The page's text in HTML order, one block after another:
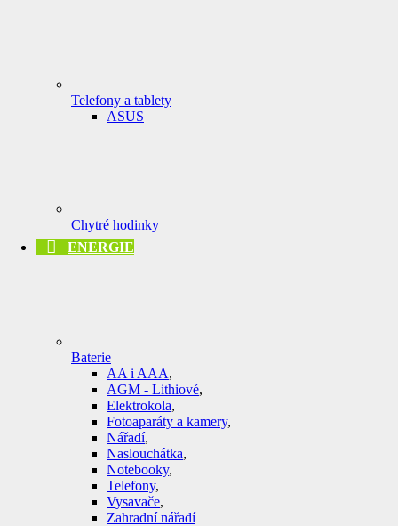
Telefony a tablety
ASUS
Chytré hodinky
ENERGIE
Baterie
AA i AAA,
AGM - Lithiové,
Elektrokola,
Fotoaparáty a kamery,
Nářadí,
Naslouchátka,
Notebooky,
Telefony,
Vysavače,
Zahradní nářadí